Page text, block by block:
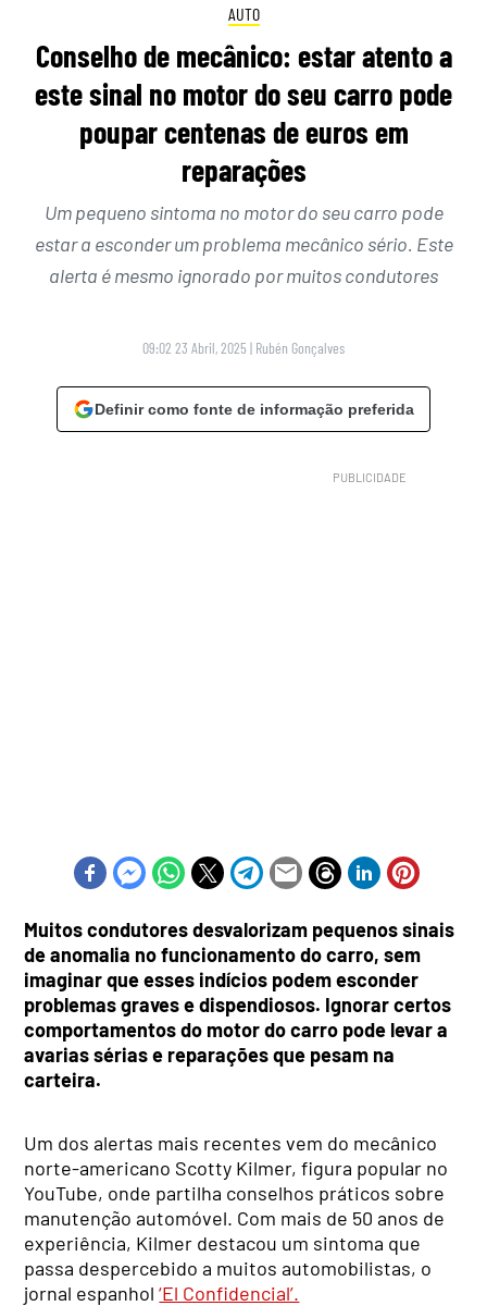
AUTO
Conselho de mecânico: estar atento a
este sinal no motor do seu carro pode
poupar centenas de euros em
reparações
Um pequeno sintoma no motor do seu carro pode
estar a esconder um problema mecânico sério. Este
alerta é mesmo ignorado por muitos condutores
09:02 23 Abril, 2025 | Rubén Gonçalves
Definir como fonte de informação preferida
Muitos condutores desvalorizam pequenos sinais
de anomalia no funcionamento do carro, sem
imaginar que esses indícios podem esconder
problemas graves e dispendiosos. Ignorar certos
comportamentos do motor do carro pode levar a
avarias sérias e reparações que pesam na
carteira.
Um dos alertas mais recentes vem do mecânico
norte-americano Scotty Kilmer, figura popular no
YouTube, onde partilha conselhos práticos sobre
manutenção automóvel. Com mais de 50 anos de
experiência, Kilmer destacou um sintoma que
passa despercebido a muitos automobilistas, o
jornal espanhol‘El Confidencial’.